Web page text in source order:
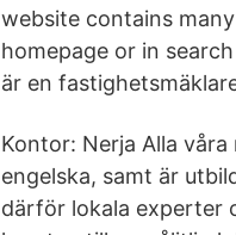
website contains
homepage or in
är en
Kontor: Nerja Alla
engelska, samt är
därför lokala experter